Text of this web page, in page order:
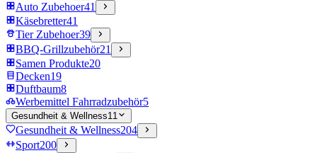
Auto Zubehoer41
Käsebretter41
Tier Zubehoer39
BBQ-Grillzubehör21
Samen Produkte20
Decken19
Duftbaum8
Werbemittel Fahrradzubehör5
Gesundheit & Wellness11
Gesundheit & Wellness204
Sport200